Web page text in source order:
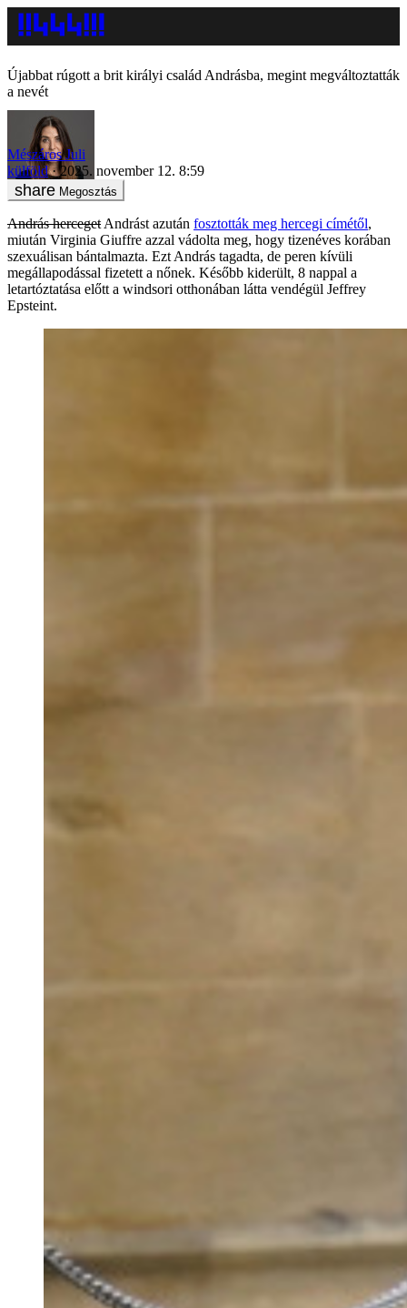
Újabbat rúgott a brit királyi család Andrásba, megint megváltoztatták
a nevét
Mészáros Juli
külföld
2025. november 12. 8:59
Megosztás
András herceget Andrást azután fosztották meg hercegi címétől,
miután Virginia Giuffre azzal vádolta meg, hogy tizenéves korában
szexuálisan bántalmazta. Ezt András tagadta, de peren kívüli
megállapodással fizetett a nőnek. Később kiderült, 8 nappal a
letartóztatása előtt a windsori otthonában látta vendégül Jeffrey
Epsteint.